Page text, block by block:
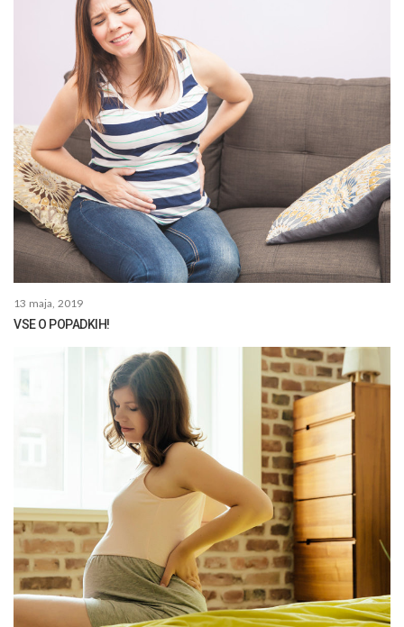
13 maja, 2019
VSE O POPADKIH!